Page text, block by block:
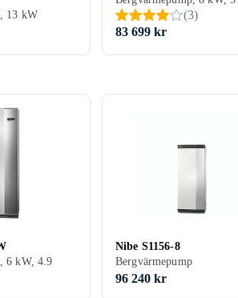
13 kW (3)
83 699 kr
6 kW, 4.9
Nibe S1156-8
Bergvärmepump
96 240 kr